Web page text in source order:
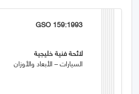
GSO 159:1993
لائحة فنية خليجية
السيارات – الأبعاد والأوزان